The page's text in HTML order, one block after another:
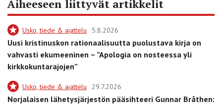
Aiheeseen liittyvät artikkelit
Usko, tiede & ajattelu 5.8.2026
Uusi kristinuskon rationaalisuutta puolustava kirja on
vahvasti ekumeeninen – ”Apologia on nosteessa yli
kirkkokuntarajojen”
Usko, tiede & ajattelu 29.7.2026
Norjalaisen lähetysjärjestön pääsihteeri Gunnar Bråthen: